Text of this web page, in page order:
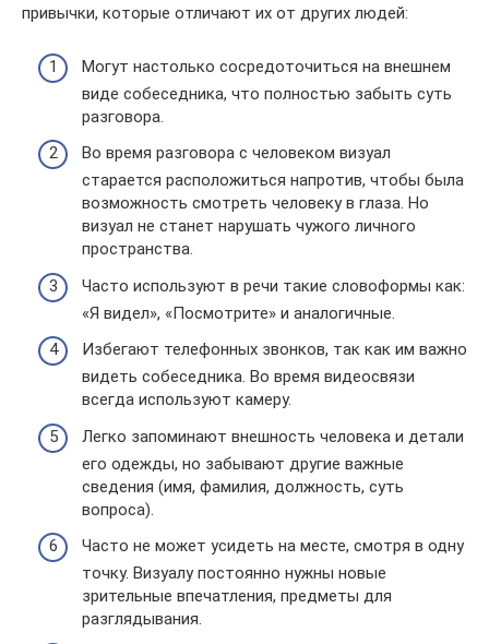
привычки, которые отличают их от других людей:
Могут настолько сосредоточиться на внешнем
виде собеседника, что полностью забыть суть
разговора.
Во время разговора с человеком визуал
старается расположиться напротив, чтобы была
возможность смотреть человеку в глаза. Но
визуал не станет нарушать чужого личного
пространства.
Часто используют в речи такие словоформы как:
«Я видел», «Посмотрите» и аналогичные.
Избегают телефонных звонков, так как им важно
видеть собеседника. Во время видеосвязи
всегда используют камеру.
Легко запоминают внешность человека и детали
его одежды, но забывают другие важные
сведения (имя, фамилия, должность, суть
вопроса).
Часто не может усидеть на месте, смотря в одну
точку. Визуалу постоянно нужны новые
зрительные впечатления, предметы для
разглядывания.